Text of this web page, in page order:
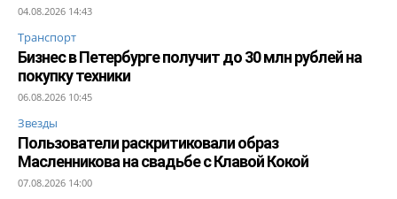
04.08.2026 14:43
Транспорт
Бизнес в Петербурге получит до 30 млн рублей на
покупку техники
06.08.2026 10:45
Звезды
Пользователи раскритиковали образ
Масленникова на свадьбе с Клавой Кокой
07.08.2026 14:00